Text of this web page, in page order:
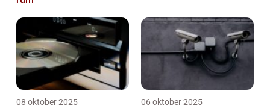
08 oktober 2025 06 oktober 2025